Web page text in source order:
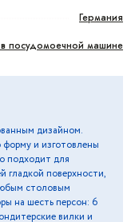
Германия
посудомоечной машине
дизайном.
и изготовлены
подходит для
гладкой поверхности,
столовым
на шесть персон: 6
вилки и